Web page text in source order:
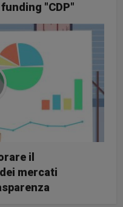
"CDP"
il
mercati